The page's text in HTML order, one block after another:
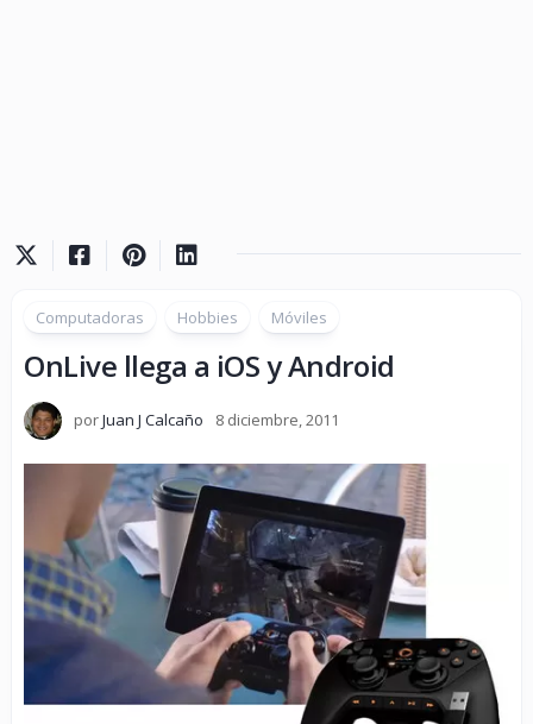
Computadoras Hobbies Móviles
OnLive llega a iOS y Android
porJuan J Calcaño 8 diciembre, 2011